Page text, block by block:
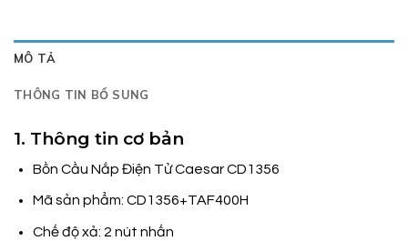
MÔ TẢ
THÔNG TIN BỔ SUNG
1. Thông tin cơ bản
Bồn Cầu Nắp Điện Tử Caesar CD1356
Mã sản phẩm: CD1356+TAF400H
Chế độ xả: 2 nút nhấn